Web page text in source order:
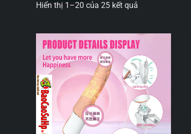
Hiển thị 1–20 của 25 kết quả